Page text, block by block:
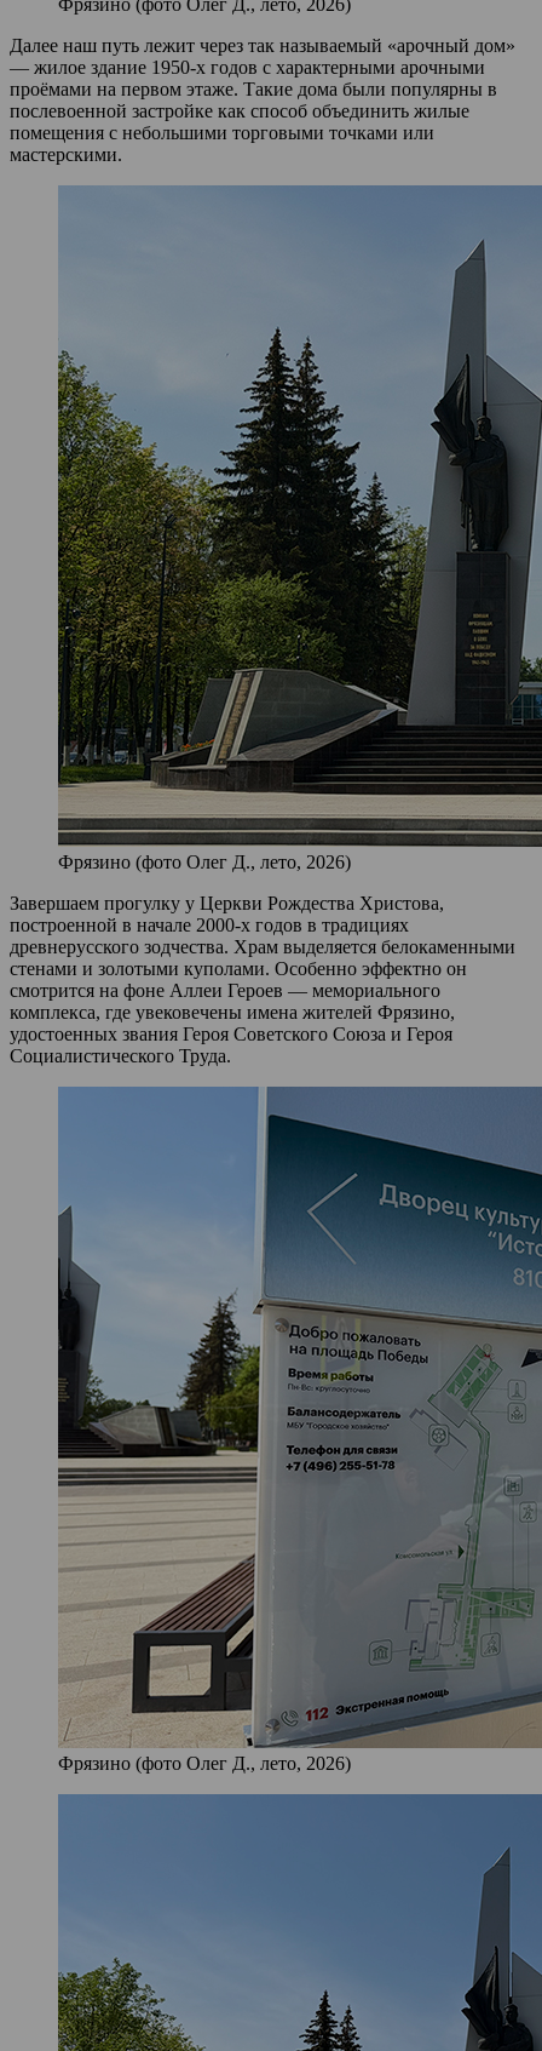
Далее наш путь лежит через так называемый «арочный дом»
— жилое здание 1950‑х годов с характерными арочными
проёмами на первом этаже. Такие дома были популярны в
послевоенной застройке как способ объединить жилые
помещения с небольшими торговыми точками или
мастерскими.
Фрязино (фото Олег Д., лето, 2026)
Завершаем прогулку у Церкви Рождества Христова,
построенной в начале 2000‑х годов в традициях
древнерусского зодчества. Храм выделяется белокаменными
стенами и золотыми куполами. Особенно эффектно он
смотрится на фоне Аллеи Героев — мемориального
комплекса, где увековечены имена жителей Фрязино,
удостоенных звания Героя Советского Союза и Героя
Социалистического Труда.
Фрязино (фото Олег Д., лето, 2026)